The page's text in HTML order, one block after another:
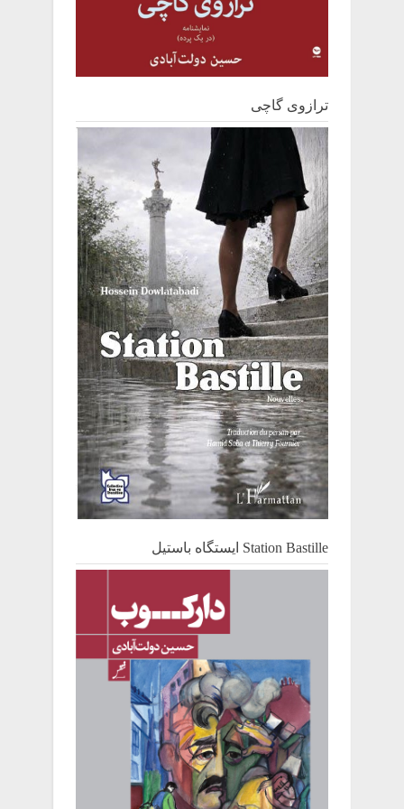
ترازوی گاچی
Station Bastille ایستگاه باستیل